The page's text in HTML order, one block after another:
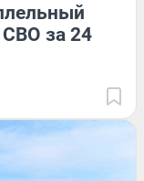
за 24